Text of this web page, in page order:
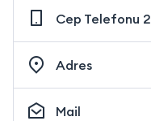
Cep Telefonu 2
Adres
Mail